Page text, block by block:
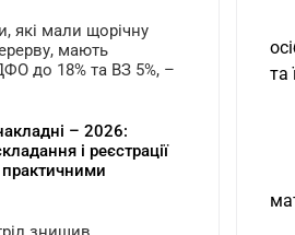
та
які мали щорічну
мають
до 18% та ВЗ 5%, –
– 2026:
і реєстрації
практичними